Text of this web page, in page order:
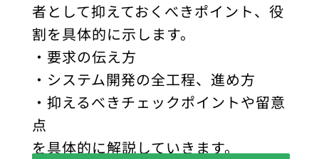
者として抑えておくべきポイント、役
割を具体的に示します。
・要求の伝え方
・システム開発の全工程、進め方
・抑えるべきチェックポイントや留意
点
を具体的に解説していきます。